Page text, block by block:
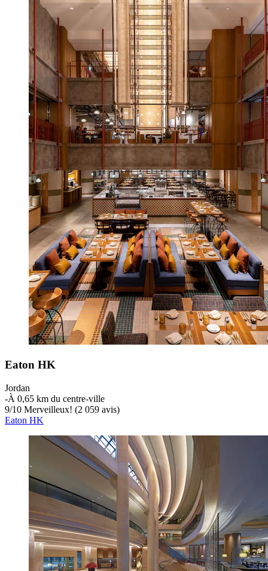
Eaton HK
Jordan
‐À 0,65 km du centre-ville
9/10 Merveilleux! (2 059 avis)
Eaton HK